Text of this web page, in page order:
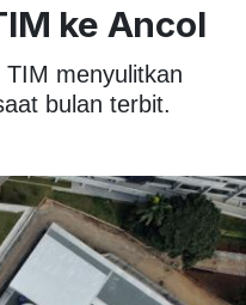
ke Ancol
menyulitkan
bulan terbit.